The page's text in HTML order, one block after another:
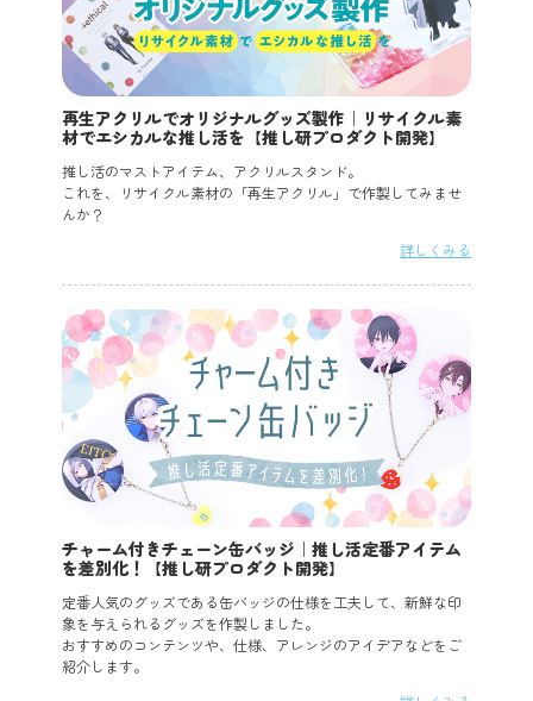
再生アクリルでオリジナルグッズ製作｜リサイクル素
材でエシカルな推し活を【推し研プロダクト開発】
推し活のマストアイテム、アクリルスタンド。
これを、リサイクル素材の「再生アクリル」で作製してみませ
んか？
詳しくみる
チャーム付きチェーン缶バッジ｜推し活定番アイテム
を差別化！【推し研プロダクト開発】
定番人気のグッズである缶バッジの仕様を工夫して、新鮮な印
象を与えられるグッズを作製しました。
おすすめのコンテンツや、仕様、アレンジのアイデアなどをご
紹介します。